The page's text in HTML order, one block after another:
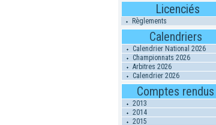
Licenciés
Règlements
Calendriers
Calendrier National 2026
Championnats 2026
Arbitres 2026
Calendrier 2026
Comptes rendus
2013
2014
2015